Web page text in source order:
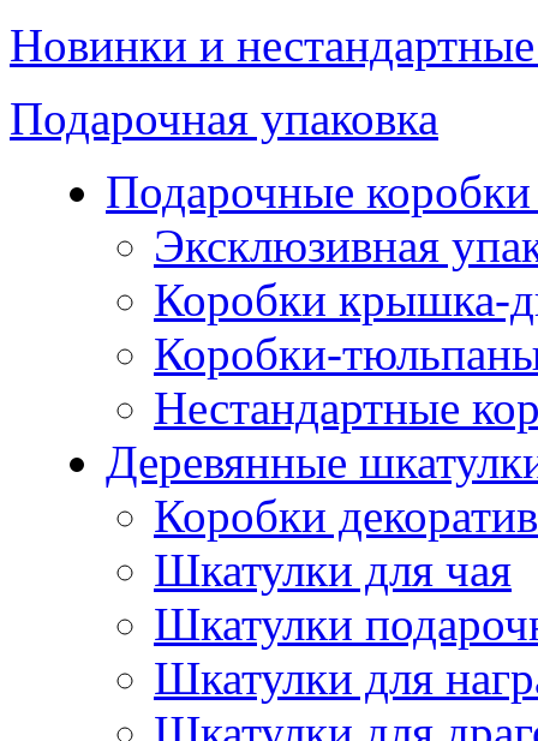
Новинки и
Подарочная упаковка
Подарочные коробки
Эксклюзивная
Коробки крышка-
Коробки-
Нестандартные
Деревянные
Коробки
Шкатулки для чая
Шкатулки
Шкатулки для